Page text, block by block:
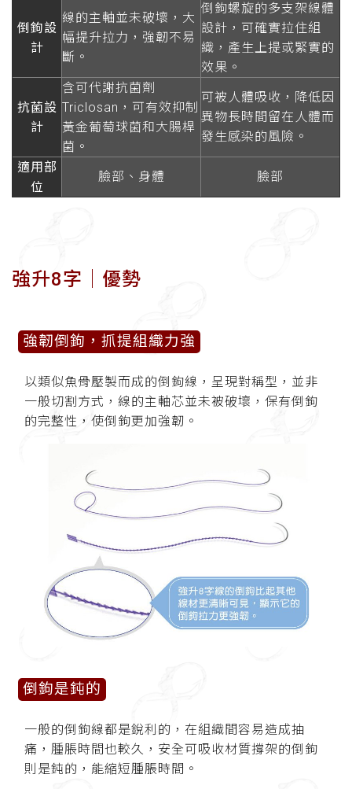
倒鉤設
計
線的主軸並未破壞，大
幅提升拉力，強韌不易
斷。
倒鉤螺旋的多支架線體
設計，可確實拉住組
織，產生上提或緊實的
效果。
抗菌設
計
含可代謝抗菌劑
Triclosan，可有效抑制
黃金葡萄球菌和大腸桿
菌。
可被人體吸收，降低因
異物長時間留在人體而
發生感染的風險。
適用部
位
臉部、身體 臉部
強升8字│優勢
強韌倒鉤，抓提組織力強
以類似魚骨壓製而成的倒鉤線，呈現對稱型，並非
一般切割方式，線的主軸芯並未被破壞，保有倒鉤
的完整性，使倒鉤更加強韌。
倒鉤是鈍的
一般的倒鉤線都是銳利的，在組織間容易造成抽
痛，腫脹時間也較久，安全可吸收材質撐架的倒鉤
則是鈍的，能縮短腫脹時間。